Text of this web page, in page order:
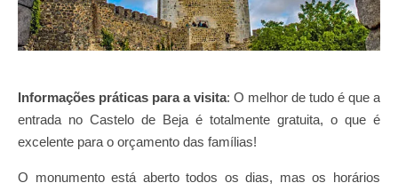
Informações práticas para a visita: O melhor de tudo é que a
entrada no Castelo de Beja é totalmente gratuita, o que é
excelente para o orçamento das famílias!
O monumento está aberto todos os dias, mas os horários